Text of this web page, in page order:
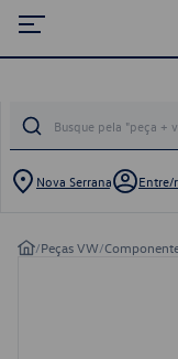
Nova Serrana Entre/
/Peças VW/